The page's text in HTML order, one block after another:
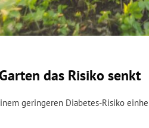
das Risiko senkt
geringeren Diabetes-Risiko